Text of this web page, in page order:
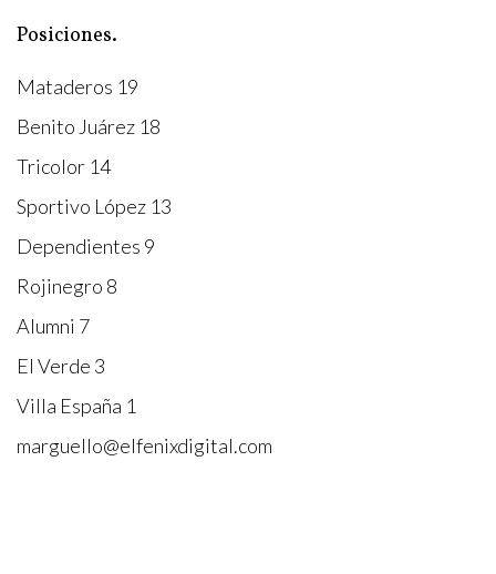
Posiciones.
Mataderos 19
Benito Juárez 18
Tricolor 14
Sportivo López 13
Dependientes 9
Rojinegro 8
Alumni 7
El Verde 3
Villa España 1
marguello@elfenixdigital.com